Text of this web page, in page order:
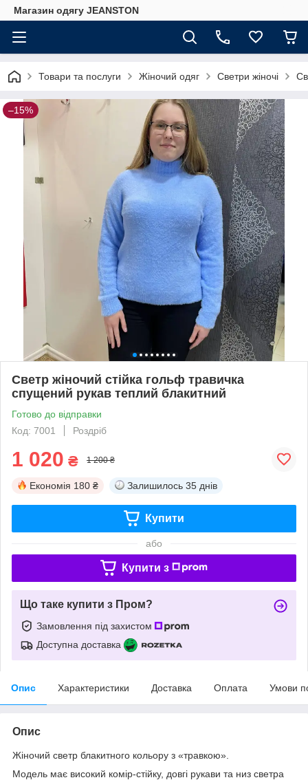
Магазин одягу JEANSTON
Товари та послуги Жіночий одяг Светри жіночі
–15%
Светр жіночий стійка гольф травичка
спущений рукав теплий блакитний
Готово до відправки
Код: 7001
Роздріб
1 020 ₴ 1 200 ₴
Економія 180 ₴ Залишилось 35 днів
Купити
або
Купити з
Що таке купити з Пром?
Замовлення під захистом
Доступна доставка
Опис Характеристики Доставка Оплата Умови
Опис
Жіночий светр блакитного кольору з «травкою».
Модель має високий комір-стійку, довгі рукави та низ светра